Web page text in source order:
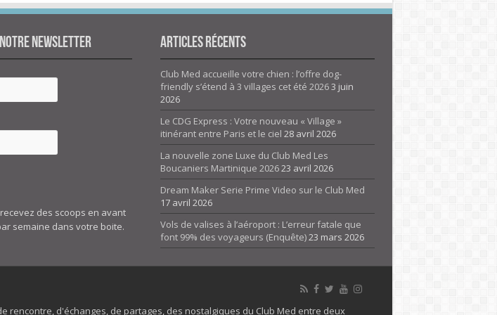
notre newsletter
des scoops en avant
semaine dans votre boite.
Articles Récents
Club Med accueille votre chien : l’offre dog-
friendly s’étend à 3 villages cet été 20263 juin
2026
Le CDG Express : Votre nouveau « Village »
itinérant entre Paris et le ciel 28 avril 2026
La nouvelle zone Luxe du Club Med Les
Boucaniers Martinique 202623 avril 2026
Dream Maker Serie Prime Video sur le Club Med
17 avril 2026
Vols de valises à l’aéroport : L’erreur fatale que
font 99% des voyageurs (Enquête)23 mars 2026
rencontre, d'échanges, de partages, des nostalgiques du Club Med entre deux